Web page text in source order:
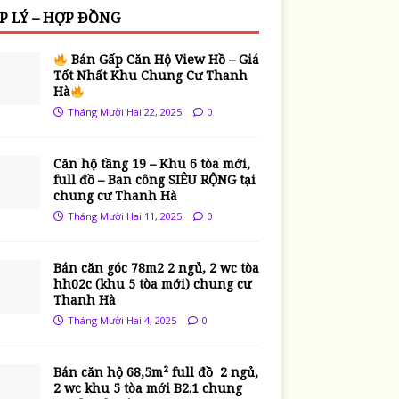
LÝ – HỢP ĐỒNG
Bán Gấp Căn Hộ View Hồ – Giá
Tốt Nhất Khu Chung Cư Thanh
Hà
Tháng Mười Hai 22, 2025 0
Căn hộ tầng 19 – Khu 6 tòa mới,
full đồ – Ban công SIÊU RỘNG tại
chung cư Thanh Hà
Tháng Mười Hai 11, 2025 0
Bán căn góc 78m2 2 ngủ, 2 wc tòa
hh02c (khu 5 tòa mới) chung cư
Thanh Hà
Tháng Mười Hai 4, 2025 0
Bán căn hộ 68,5m² full đồ 2 ngủ,
2 wc khu 5 tòa mới B2.1 chung